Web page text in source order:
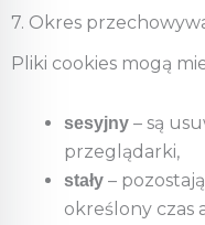
7. Okres
Pliki cookies mogą
sesyjny – są
przeglądarki,
stały –
określony czas